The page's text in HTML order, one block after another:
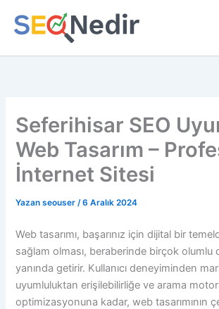
atla
Seferihisar SEO
Web Tasarım –
İnternet Sitesi
Yazan seouser/6 Aralık 2024
Web tasarımı, başarınız için dijital bir
sağlam olması, beraberinde birçok olumlu
yanında getirir. Kullanıcı deneyiminden
uyumluluktan erişilebilirliğe ve arama
optimizasyonuna kadar, web tasarımının